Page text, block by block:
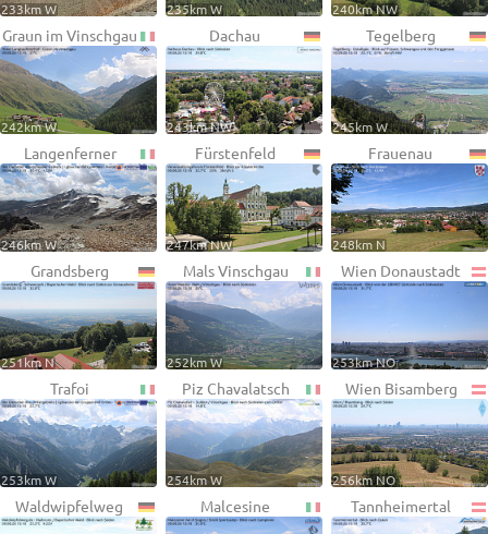
233km W 235km W 240km NW
Graun im Vinschgau
242km W
Dachau
243km NW
Tegelberg
245km W
Langenferner
246km W
Fürstenfeld
247km NW
Frauenau
248km N
Grandsberg
251km N
Mals Vinschgau
252km W
Wien Donaustadt
253km NO
Trafoi
253km W
Piz Chavalatsch
254km W
Wien Bisamberg
256km NO
Waldwipfelweg Malcesine Tannheimertal